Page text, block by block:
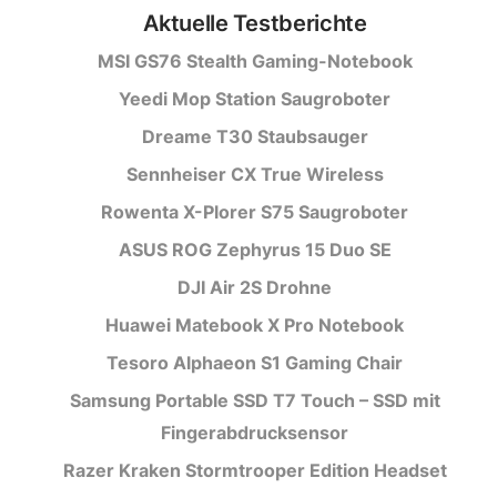
Aktuelle Testberichte
MSI GS76 Stealth Gaming-Notebook
Yeedi Mop Station Saugroboter
Dreame T30 Staubsauger
Sennheiser CX True Wireless
Rowenta X-Plorer S75 Saugroboter
ASUS ROG Zephyrus 15 Duo SE
DJI Air 2S Drohne
Huawei Matebook X Pro Notebook
Tesoro Alphaeon S1 Gaming Chair
Samsung Portable SSD T7 Touch – SSD mit
Fingerabdrucksensor
Razer Kraken Stormtrooper Edition Headset